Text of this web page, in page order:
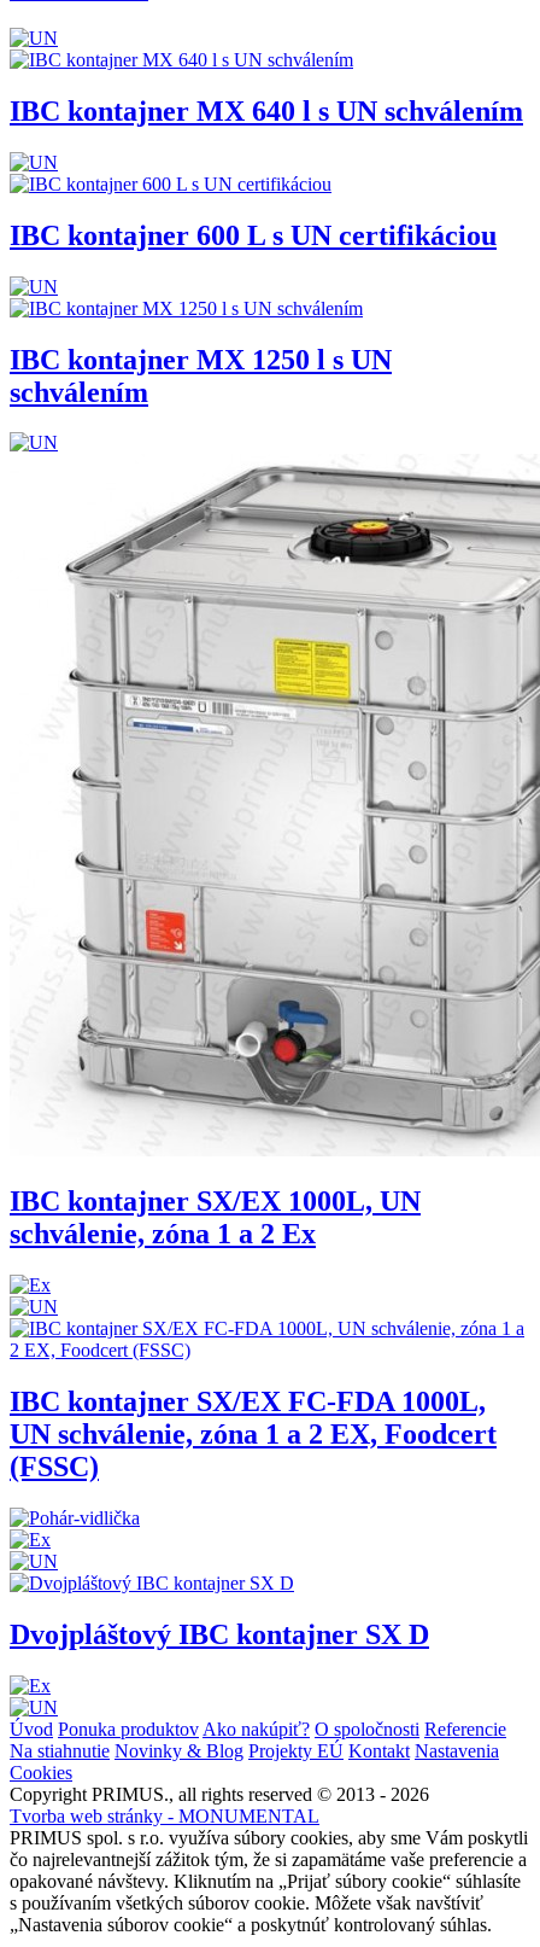
IBC kontajner MX 640 l s UN schválením
IBC kontajner 600 L s UN certifikáciou
IBC kontajner MX 1250 l s UN
schválením
IBC kontajner SX/EX 1000L, UN
schválenie, zóna 1 a 2 Ex
IBC kontajner SX/EX FC-FDA 1000L,
UN schválenie, zóna 1 a 2 EX, Foodcert
(FSSC)
Dvojpláštový IBC kontajner SX D
Úvod Ponuka produktov Ako nakúpiť? O spoločnosti Referencie
Na stiahnutie Novinky & Blog Projekty EÚ Kontakt Nastavenia
Cookies
Copyright PRIMUS., all rights reserved © 2013 - 2026
Tvorba web stránky - MONUMENTAL
PRIMUS spol. s r.o. využíva súbory cookies, aby sme Vám poskytli
čo najrelevantnejší zážitok tým, že si zapamätáme vaše preferencie a
opakované návštevy. Kliknutím na „Prijať súbory cookie“ súhlasíte
s používaním všetkých súborov cookie. Môžete však navštíviť
„Nastavenia súborov cookie“ a poskytnúť kontrolovaný súhlas.